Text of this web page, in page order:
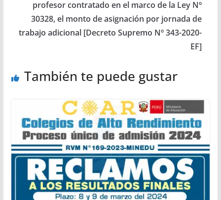
profesor contratado en el marco de la Ley Nº
30328, el monto de asignación por jornada de
trabajo adicional [Decreto Supremo Nº 343-2020-
EF]
También te puede gustar